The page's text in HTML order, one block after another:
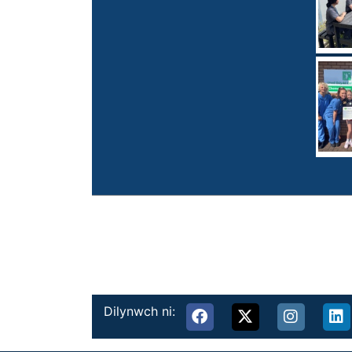
Dilynwch ni: